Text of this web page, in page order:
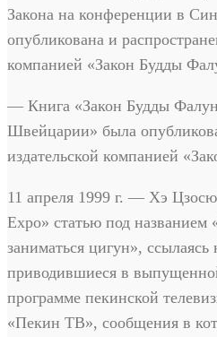
Закона на конференции в
опубликована и
компанией «Закон Будды
— Книга «Закон Будды
Швейцарии» была
издательской компанией
11 апреля 1999 г. — Хэ
Expo» статью под названием
заниматься цигун»,
приводившиеся в
программе пекинской
«Пекин ТВ», сообщения в